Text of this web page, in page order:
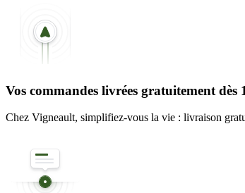
Vos commandes livrées gratuitement dès
Chez Vigneault, simplifiez-vous la vie : livraison